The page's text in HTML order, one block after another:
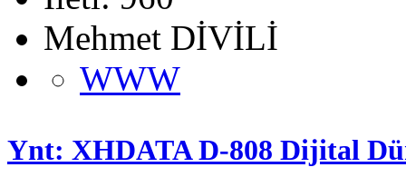
Mehmet DİVİLİ
WWW
Ynt: XHDATA D-808 Dijital